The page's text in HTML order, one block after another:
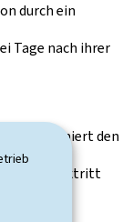
durch ein
Tage nach ihrer
informiert den
den Rücktritt